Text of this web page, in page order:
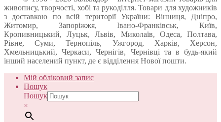
живопису, творчості, хобі та рукоділля. Товари для художників
з доставкою по всій території України: Вінниця, Дніпро,
Житомир, Запоріжжя, Івано-Франківськ, Київ,
Кропивницький, Луцьк, Львів, Миколаїв, Одеса, Полтава,
Рівне, Суми, Тернопіль, Ужгород, Харків, Херсон,
Хмельницький, Черкаси, Чернігів, Чернівці та в будь-який
інший населений пункт, де є відділення Нової пошти.
Мій обліковий запис
Пошук
Пошук
×